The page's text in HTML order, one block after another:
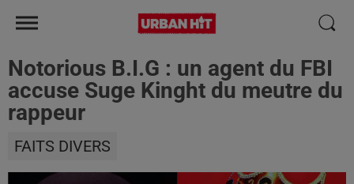
Notorious B.I.G : un agent du FBI
accuse Suge Kinght du meutre du
rappeur
FAITS DIVERS